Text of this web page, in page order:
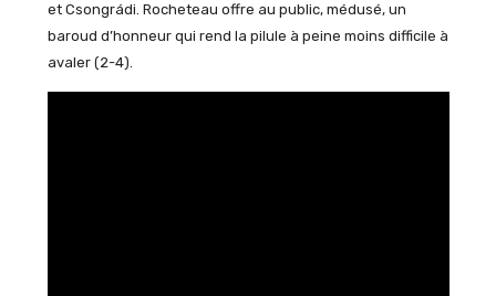
et Csongrádi. Rocheteau offre au public, médusé, un
baroud d’honneur qui rend la pilule à peine moins difficile à
avaler (2-4).